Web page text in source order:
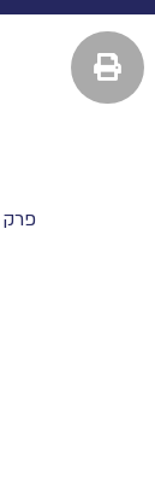
פרק 4 – מי אני באמת?